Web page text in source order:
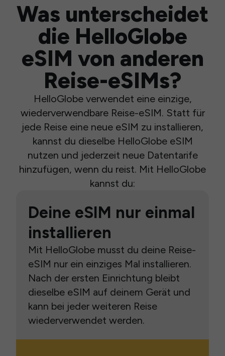
Was unterscheidet
die HelloGlobe
eSIM von anderen
Reise-eSIMs?
HelloGlobe verwendet eine einzige,
wiederverwendbare Reise-eSIM. Statt für
jede Reise eine neue eSIM zu installieren,
kannst du dieselbe HelloGlobe eSIM
nutzen und jederzeit neue Datentarife
hinzufügen, wenn du reist. Mit HelloGlobe
kannst du:
Deine eSIM nur einmal
installieren
Mit HelloGlobe musst du deine Reise-
eSIM nur ein einziges Mal installieren.
Nach der ersten Einrichtung bleibt
dieselbe eSIM auf deinem Gerät und
kann bei jeder weiteren Reise
wiederverwendet werden.